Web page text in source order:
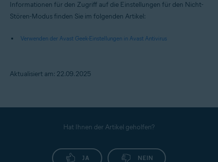
Informationen für den Zugriff auf die Einstellungen für den Nicht-
Stören-Modus finden Sie im folgenden Artikel:
Verwenden der Avast Geek-Einstellungen in Avast Antivirus
Aktualisiert am: 22.09.2025
Hat Ihnen der Artikel geholfen?
JA NEIN